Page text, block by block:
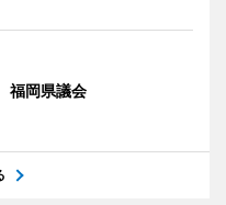
福岡県議会